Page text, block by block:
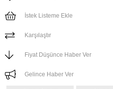
İstek Listeme Ekle
Karşılaştır
Fiyat Düşünce Haber Ver
Gelince Haber Ver